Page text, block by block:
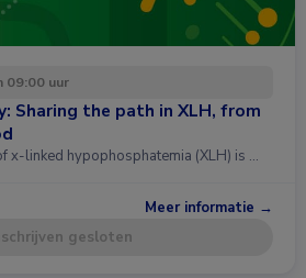
09:00 uur
Sharing the path in XLH, from
x-linked hypophosphatemia (XLH) is …
Meer informatie →
gesloten